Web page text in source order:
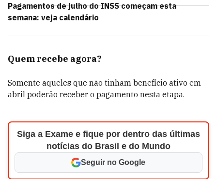
Pagamentos de julho do INSS começam esta
semana: veja calendário
Quem recebe agora?
Somente aqueles que não tinham benefício ativo em
abril poderão receber o pagamento nesta etapa.
Siga a Exame e fique por dentro das últimas
notícias do Brasil e do Mundo
Seguir no Google